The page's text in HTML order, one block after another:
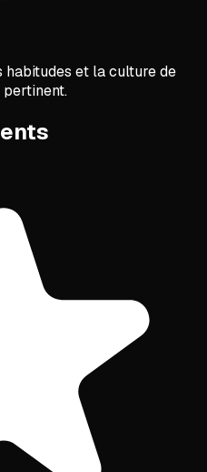
habitudes et la culture de